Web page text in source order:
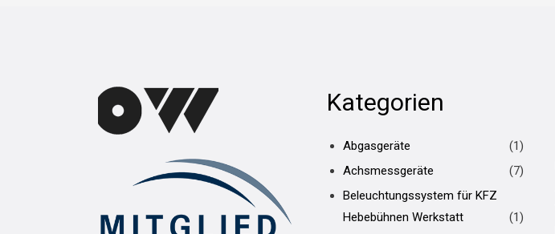
Kategorien
Abgasgeräte
(1)
Achsmessgeräte
(7)
Beleuchtungssystem für KFZ
Hebebühnen Werkstatt
(1)